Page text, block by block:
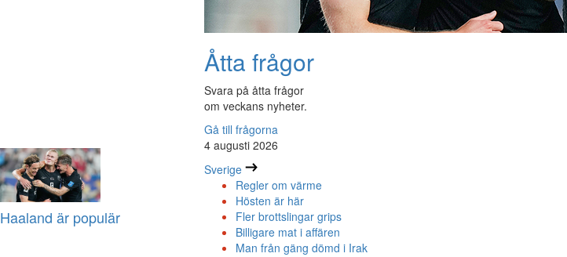
Haaland är populär
Åtta frågor
Svara på åtta frågor
om veckans nyheter.
Gå till frågorna
4 augusti 2026
Sverige
Regler om värme
Hösten är här
Fler brottslingar grips
Billigare mat i affären
Man från gäng dömd i Irak